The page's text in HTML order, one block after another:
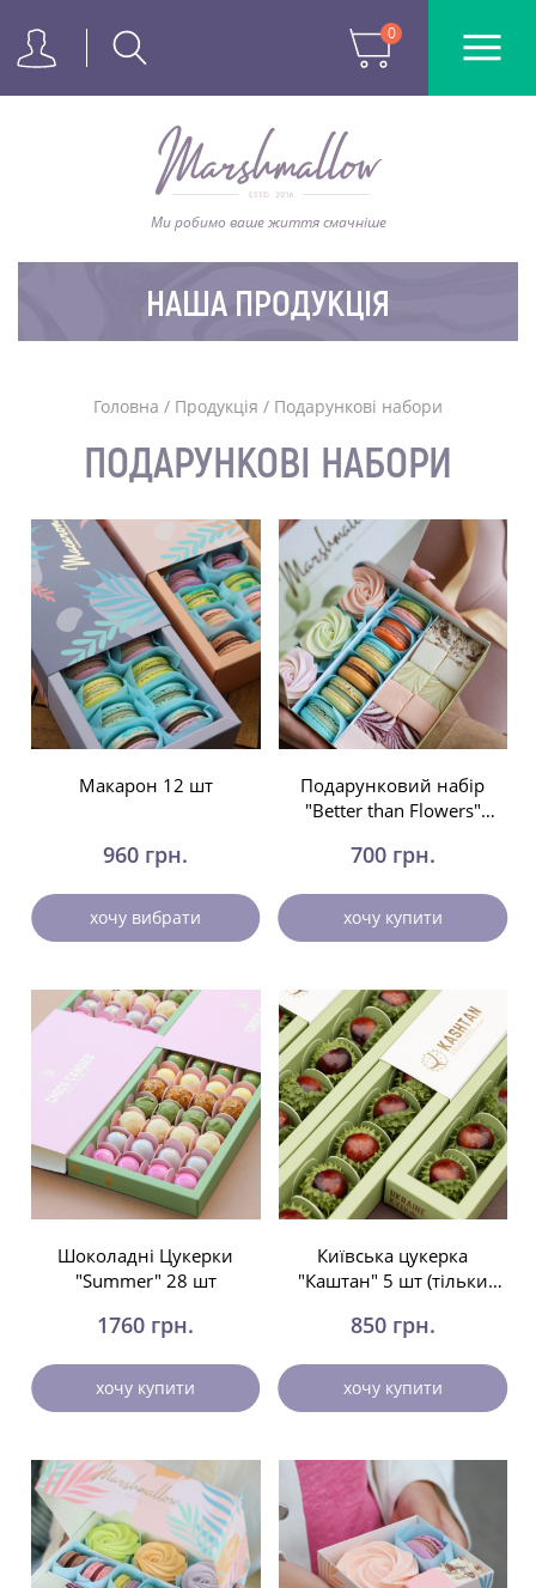
0
Ми робимо ваше життя смачніше
НАША ПРОДУКЦІЯ
Головна / Продукція / Подарункові набори
ПОДАРУНКОВІ НАБОРИ
Макарон 12 шт
960 грн.
хочу вибрати
Подарунковий набір
"Better than Flowers"
700 грн.
хочу купити
Шоколадні Цукерки
"Summer" 28 шт
1760 грн.
хочу купити
Київська цукерка
"Каштан" 5 шт (тільки
850 грн.
хочу купити